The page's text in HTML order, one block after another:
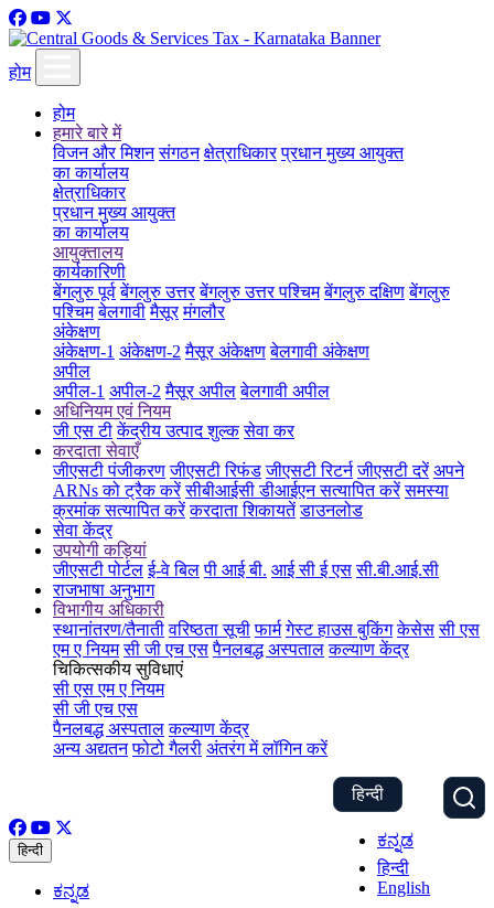
होम
होम
हमारे बारे में
विजन और मिशन संगठन क्षेत्राधिकार प्रधान मुख्य आयुक्त
का कार्यालय
क्षेत्राधिकार
प्रधान मुख्य आयुक्त
का कार्यालय
आयुक्तालय
कार्यकारिणी
बेंगलुरु पूर्व बेंगलुरु उत्तर बेंगलुरु उत्तर पश्चिम बेंगलुरु दक्षिण बेंगलुरु
पश्चिम बेलगावी मैसूर मंगलौर
अंकेक्षण
अंकेक्षण-1 अंकेक्षण-2 मैसूर अंकेक्षण बेलगावी अंकेक्षण
अपील
अपील-1 अपील-2 मैसूर अपील बेलगावी अपील
अधिनियम एवं नियम
जी एस टी केंद्रीय उत्पाद शुल्क सेवा कर
करदाता सेवाएँ
जीएसटी पंजीकरण जीएसटी रिफंड जीएसटी रिटर्न जीएसटी दरें अपने
ARNs को ट्रैक करें सीबीआईसी डीआईएन सत्यापित करें समस्या
क्रमांक सत्यापित करें करदाता शिकायतें डाउनलोड
सेवा केंद्र
उपयोगी कड़ियां
जीएसटी पोर्टल ई-वे बिल पी आई बी. आई सी ई एस सी.बी.आई.सी
राजभाषा अनुभाग
विभागीय अधिकारी
स्थानांतरण/तैनाती वरिष्ठता सूची फार्म गेस्ट हाउस बुकिंग केसेस सी एस
एम ए नियम सी जी एच एस पैनलबद्ध अस्पताल कल्याण केंद्र
चिकित्सकीय सुविधाएं
सी एस एम ए नियम
सी जी एच एस
पैनलबद्ध अस्पताल कल्याण केंद्र
अन्य अद्यतन फोटो गैलरी अंतरंग में लॉगिन करें
हिन्दी
ಕನ್ನಡ
हिन्दी
English
हिन्दी
ಕನ್ನಡ